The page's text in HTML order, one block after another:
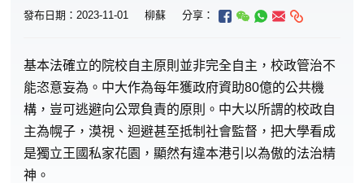
發布日期：2023-11-01 柳蘇 分享：
基本法確立的院校自主原則並非完全自主，校政管治不
能恣意妄為。中大作為每年獲政府資助80億的公共機
構，豈可逃避向公眾負責的原則。中大以所謂的校政自
主為幌子，漠視、迴避甚至抵制社會監督，把大學看成
是獨立王國私家花園，顯然有違本港引以為傲的法治精
神。